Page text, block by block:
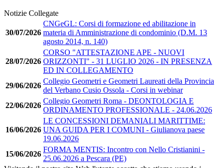
Notizie Collegate
30/07/2026
CNGeGL: Corsi di formazione ed abilitazione in
materia di Amministrazione di condominio (D.M. 13
agosto 2014, n. 140)
28/07/2026
CORSO "ATTESTAZIONE APE - NUOVI
ORIZZONTI" - 31 LUGLIO 2026 - IN PRESENZA
ED IN COLLEGAMENTO
29/06/2026
Collegio Geometri e Geometri Laureati della Provincia
del Verbano Cusio Ossola - Corsi in webinar
22/06/2026
Collegio Geometri Roma - DEONTOLOGIA E
ORDINAMENTO PROFESSIONALE - 24.06.2026
16/06/2026
LE CONCESSIONI DEMANIALI MARITTIME:
UNA GUIDA PER I COMUNI - Giulianova paese
19.06.2026
15/06/2026
FORMA MENTIS: Incontro con Nello Cristianini -
25.06.2026 a Pescara (PE)